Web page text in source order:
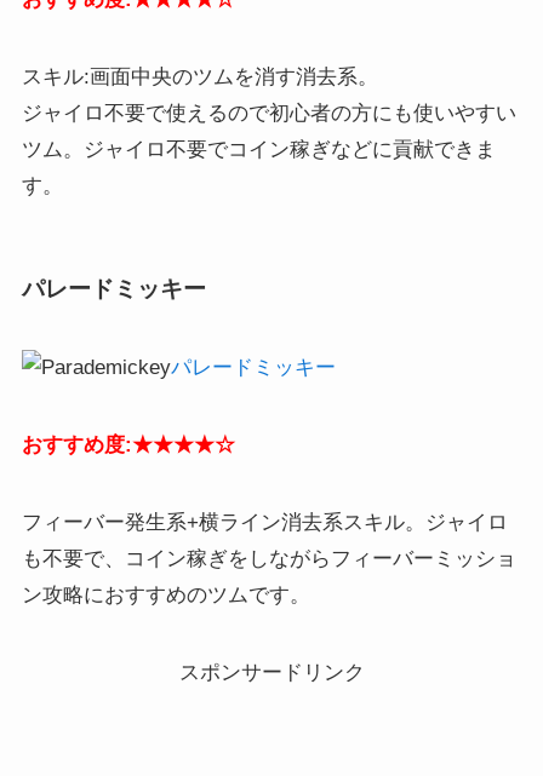
スキル:画面中央のツムを消す消去系。
ジャイロ不要で使えるので初心者の方にも使いやすい
ツム。ジャイロ不要でコイン稼ぎなどに貢献できま
す。
パレードミッキー
パレードミッキー
おすすめ度:★★★★☆
フィーバー発生系+横ライン消去系スキル。ジャイロ
も不要で、コイン稼ぎをしながらフィーバーミッショ
ン攻略におすすめのツムです。
スポンサードリンク